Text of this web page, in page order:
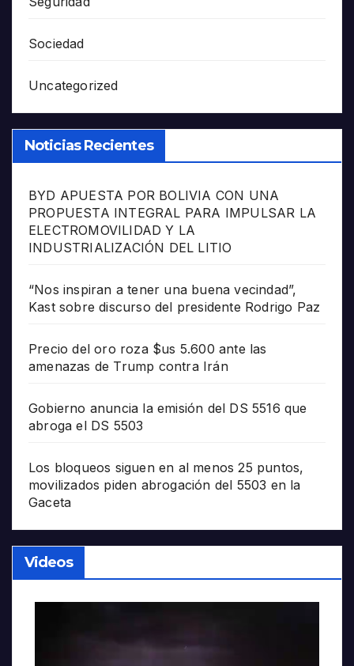
Sociedad
Uncategorized
Noticias Recientes
BYD APUESTA POR BOLIVIA CON UNA
PROPUESTA INTEGRAL PARA IMPULSAR LA
ELECTROMOVILIDAD Y LA
INDUSTRIALIZACIÓN DEL LITIO
“Nos inspiran a tener una buena vecindad”,
Kast sobre discurso del presidente Rodrigo Paz
Precio del oro roza $us 5.600 ante las
amenazas de Trump contra Irán
Gobierno anuncia la emisión del DS 5516 que
abroga el DS 5503
Los bloqueos siguen en al menos 25 puntos,
movilizados piden abrogación del 5503 en la
Gaceta
Videos